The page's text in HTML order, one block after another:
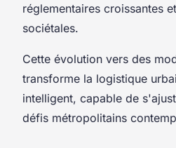
réglementaires croissantes
sociétales.
Cette évolution vers des
transforme la logistique
intelligent, capable de
défis métropolitains